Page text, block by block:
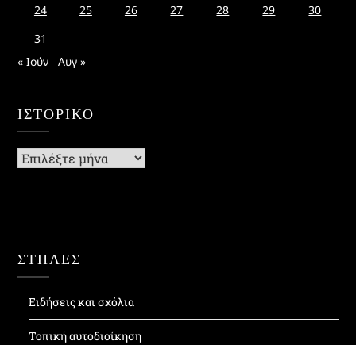
24
25 26 27 28 29
30
31
« Ιούν
Αυγ »
ΙΣΤΟΡΙΚΌ
Ιστορικό
ΣΤΗΛΕΣ
Ειδήσεις και σχόλια
Τοπική αυτοδιοίκηση